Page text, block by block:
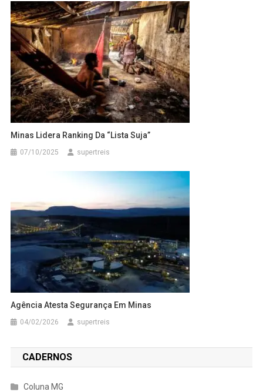
Minas Lidera Ranking Da “Lista Suja”
07/10/2025 supertreis
Agência Atesta Segurança Em Minas
04/02/2026 supertreis
CADERNOS
Coluna MG